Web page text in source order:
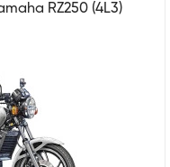
RZ250 (4L3)